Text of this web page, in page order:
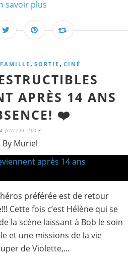
savoir plus
FAMILLE , SORTIE , CINÉ
APRÈS 14 ANS
❤️
4 JUILLET 2018
By Muriel
préférée est de retour
Cette fois c’est Hélène qui se
la scène laissant à Bob le soin
et une missions de la vie
de Violette,...